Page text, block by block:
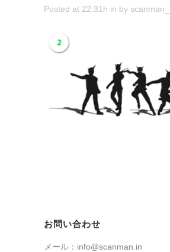
Posted at 22:31h in by
お問い合わせ
メール：info@scanman.in